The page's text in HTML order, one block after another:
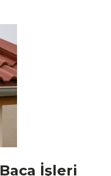
Baca İşleri